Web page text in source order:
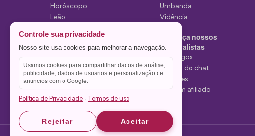
Horóscopo
Leão
Mediunidade
Mensagens
Umbanda
Vidência
Conheça nossos
Especialistas
Tarólogos
Estelas do chat
Videntes
Seja um afiliado
Controle sua privacidade
Nosso site usa cookies para melhorar a navegação.
Usamos cookies para compartilhar dados de análise,
publicidade, dados de usuários e personalização de
anúncios com o Google.
Política de Privacidade · Termos de uso
Rejeitar Aceitar